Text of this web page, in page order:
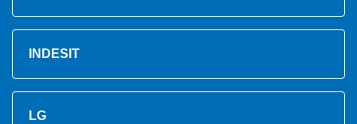
INDESIT
LG